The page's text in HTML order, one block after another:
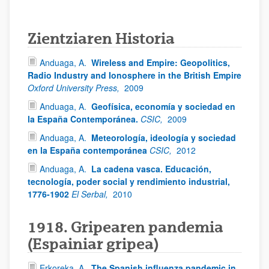
Zientziaren Historia
Anduaga, A. Wireless and Empire: Geopolitics,
Radio Industry and Ionosphere in the British Empire
Oxford University Press, 2009
Anduaga, A. Geofísica, economía y sociedad en
la España Contemporánea. CSIC, 2009
Anduaga, A. Meteorología, ideología y sociedad
en la España contemporánea CSIC, 2012
Anduaga, A. La cadena vasca. Educación,
tecnología, poder social y rendimiento industrial,
1776-1902 El Serbal, 2010
1918. Gripearen pandemia
(Espainiar gripea)